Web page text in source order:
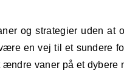
en vej til et sundere
vaner på et dybere